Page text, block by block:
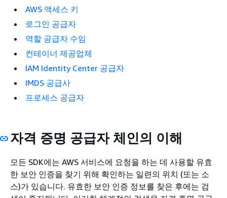
AWS 액세스 키
로그인 공급자
역할 공급자 수임
컨테이너 제공업체
IAM Identity Center 공급자
IMDS 공급사
프로세스 공급자
자격 증명 공급자 체인의 이해
모든 SDK에는 AWS 서비스에 요청을 하는 데 사용할 유효
한 보안 인증을 찾기 위해 확인하는 일련의 위치 (또는 소
스)가 있습니다. 유효한 보안 인증 정보를 찾은 후에는 검